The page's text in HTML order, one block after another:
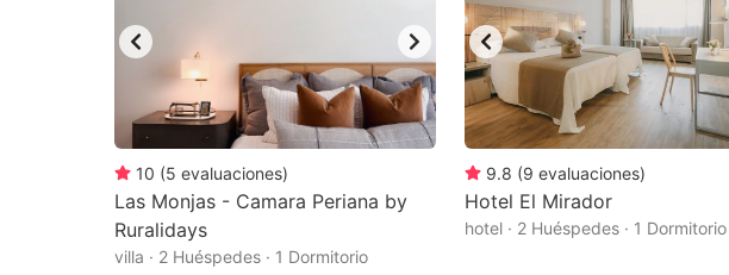
10 (5 evaluaciones)
Las Monjas - Camara Periana by
Ruralidays
villa · 2 Huéspedes · 1 Dormitorio
9.8 (9 evaluaciones)
Hotel El Mirador
hotel · 2 Huéspedes · 1 Dormitorio